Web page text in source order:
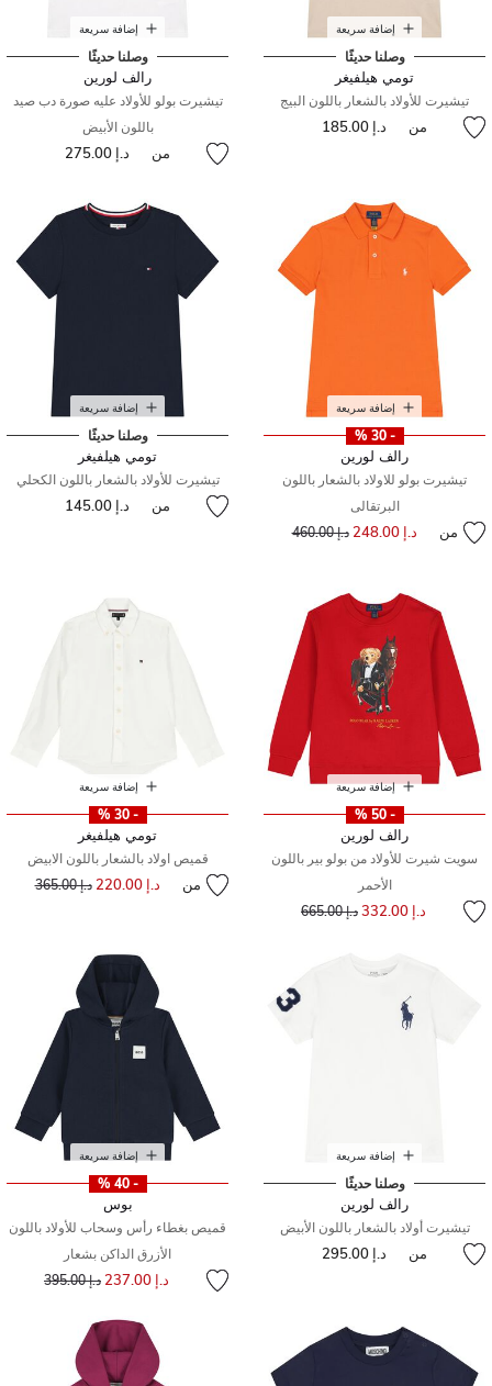
إضافة سريعة
وصلنا حديثًا
تومي هيلفيغر
تيشيرت للأولاد بالشعار باللون البيج
من د.إ 185.00
إضافة سريعة
وصلنا حديثًا
رالف لورين
تيشيرت بولو للأولاد عليه صورة دب صيد
باللون الأبيض
من د.إ 275.00
إضافة سريعة
- 30 %
رالف لورين
تيشيرت بولو للاولاد بالشعار باللون
البرتقالى
من د.إ 248.00 سعر مخفض مند.إ 460.00
إضافة سريعة
وصلنا حديثًا
تومي هيلفيغر
تيشيرت للأولاد بالشعار باللون الكحلي
من د.إ 145.00
إضافة سريعة
- 50 %
رالف لورين
سويت شيرت للأولاد من بولو بير باللون
الأحمر
د.إ 332.00 سعر مخفض مند.إ 665.00
إضافة سريعة
- 30 %
تومي هيلفيغر
قميص اولاد بالشعار باللون الابيض
من د.إ 220.00 سعر مخفض من
د.إ 365.00 إلى
إضافة سريعة
وصلنا حديثًا
رالف لورين
تيشيرت أولاد بالشعار باللون الأبيض
من د.إ 295.00
إضافة سريعة
- 40 %
بوس
قميص بغطاء رأس وسحاب للأولاد باللون
الأزرق الداكن بشعار
د.إ 237.00 سعر مخفض من
د.إ 395.00 إلى